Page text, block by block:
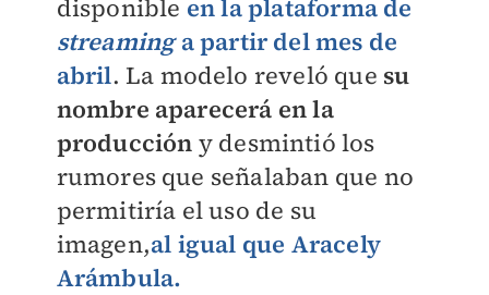
disponible en la plataforma de
streaminga partir del mes de
abril. La modelo reveló que su
nombre aparecerá en la
producción y desmintió los
rumores que señalaban que no
permitiría el uso de su
imagen,al igual que Aracely
Arámbula.